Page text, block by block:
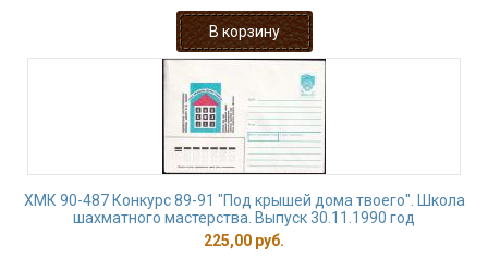
ХМК 90-487 Конкурс 89-91 "Под крышей дома твоего". Школа
шахматного мастерства. Выпуск 30.11.1990 год
225,00 руб.